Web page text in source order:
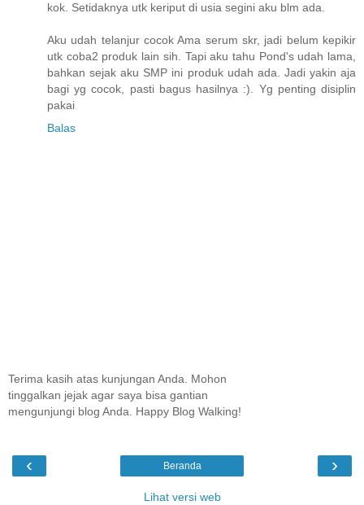
kok. Setidaknya utk keriput di usia segini aku blm ada.
Aku udah telanjur cocok Ama serum skr, jadi belum kepikir
utk coba2 produk lain sih. Tapi aku tahu Pond's udah lama,
bahkan sejak aku SMP ini produk udah ada. Jadi yakin aja
bagi yg cocok, pasti bagus hasilnya :). Yg penting disiplin
pakai
Balas
Terima kasih atas kunjungan Anda. Mohon
tinggalkan jejak agar saya bisa gantian
mengunjungi blog Anda. Happy Blog Walking!
‹ ›
Beranda
Lihat versi web